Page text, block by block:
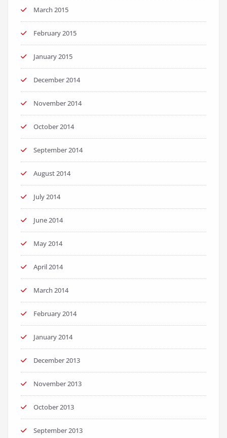
March 2015
February 2015
January 2015
December 2014
November 2014
October 2014
September 2014
August 2014
July 2014
June 2014
May 2014
April 2014
March 2014
February 2014
January 2014
December 2013
November 2013
October 2013
September 2013